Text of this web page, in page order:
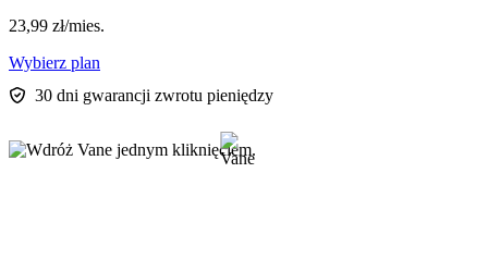
23,99 zł/mies.
Wybierz plan
30 dni gwarancji zwrotu pieniędzy